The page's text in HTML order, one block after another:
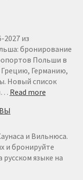
ОТ
€
29
2027 из
бронирование
Польши в
Германию,
Новый список
Read more:
и Вильнюса.
и бронируйте
языке на